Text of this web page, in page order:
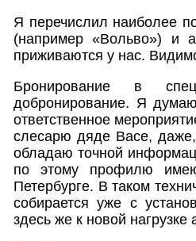
Я перечислил наиболее
(например «Вольво») и
приживаются у нас.
Бронирование в
добронирование. Я
ответственное
слесарю дяде Васе,
обладаю точной
по этому профилю
Петербурге. В таком
собирается уже с
здесь же к новой нагрузке